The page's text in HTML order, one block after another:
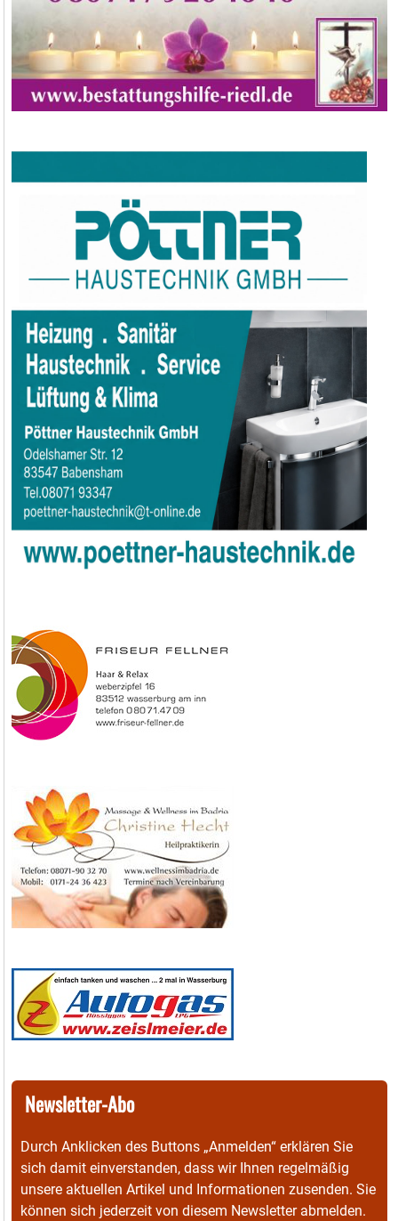
Newsletter-Abo
Durch Anklicken des Buttons „Anmelden“ erklären Sie
sich damit einverstanden, dass wir Ihnen regelmäßig
unsere aktuellen Artikel und Informationen zusenden. Sie
können sich jederzeit von diesem Newsletter abmelden.